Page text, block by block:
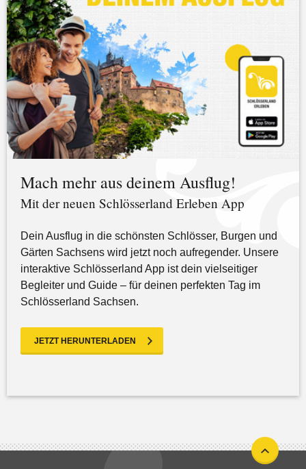
Mach mehr aus deinem Ausflug!
Mit der neuen Schlösserland Erleben App
Dein Ausflug in die schönsten Schlösser, Burgen und
Gärten Sachsens wird jetzt noch aufregender. Unsere
interaktive Schlösserland App ist dein vielseitiger
Begleiter und Guide – für deinen perfekten Tag im
Schlösserland Sachsen.
JETZT HERUNTERLADEN